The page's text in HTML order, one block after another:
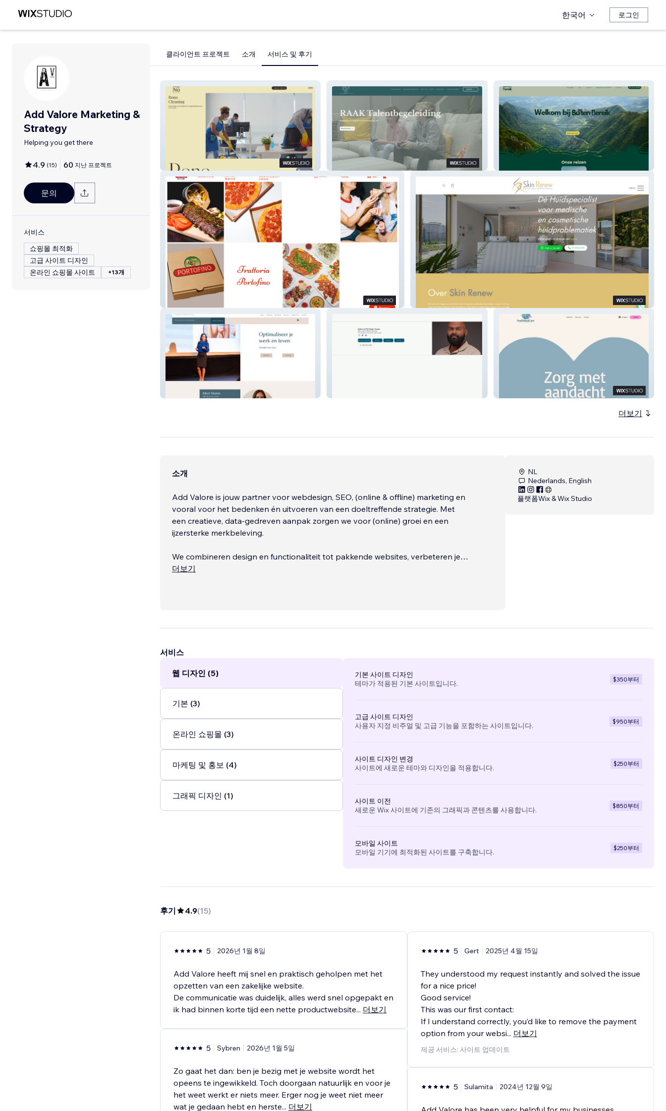
한국어 로그인
Add Valore Marketing &
Strategy
Helping you get there
4.9 (15) 60 지난 프로젝트
문의
서비스
쇼핑몰 최적화
고급 사이트 디자인
온라인 쇼핑몰 사이트
+13개
클라이언트 프로젝트 소개 서비스 및 후기
Rono cleaning Raak Talentbegeleiding Buiten Bereik Reizen
Portofino
Better By Hanin SoulMindCare
더보기
소개
Add Valore is jouw partner voor webdesign, SEO, (online & offline) marketing en
vooral voor het bedenken én uitvoeren van een doeltreffende strategie. Met
een creatieve, data-gedreven aanpak zorgen we voor (online) groei en een
ijzersterke merkbeleving.
We combineren design en functionaliteit tot pakkende websites, verbeteren je
zichtbaarheid in zoekmachines en zetten gerichte campagnes—zoals
더보기
NL
Nederlands, English
플랫폼Wix & Wix Studio
서비스
웹 디자인 (5)
기본 (3)
온라인 쇼핑몰 (3)
마케팅 및 홍보 (4)
그래픽 디자인 (1)
기본 사이트 디자인
테마가 적용된 기본 사이트입니다.
$350부터
고급 사이트 디자인
사용자 지정 비주얼 및 고급 기능을 포함하는 사이트입니다.
$950부터
사이트 디자인 변경
사이트에 새로운 테마와 디자인을 적용합니다.
$250부터
사이트 이전
새로운 Wix 사이트에 기존의 그래픽과 콘텐츠를 사용합니다.
$850부터
모바일 사이트
모바일 기기에 최적화된 사이트를 구축합니다.
$250부터
후기 4.9(15)
5 2026년 1월 8일
Add Valore heeft mij snel en praktisch geholpen met het
opzetten van een zakelijke website.
De communicatie was duidelijk, alles werd snel opgepakt en
ik had binnen korte tijd een nette productwebsite... 더보기
5 Sybren 2026년 1월 5일
Zo gaat het dan: ben je bezig met je website wordt het
opeens te ingewikkeld. Toch doorgaan natuurlijk en voor je
het weet werkt er niets meer. Erger nog je weet niet meer
wat je gedaan hebt en herste... 더보기
5 Gert 2025년 4월 15일
They understood my request instantly and solved the issue
for a nice price!
Good service!
This was our first contact:
If I understand correctly, you’d like to remove the payment
option from your websi... 더보기
제공 서비스: 사이트 업데이트
5 Sulamita 2024년 12월 9일